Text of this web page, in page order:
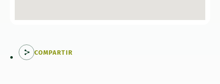
COMPARTIR